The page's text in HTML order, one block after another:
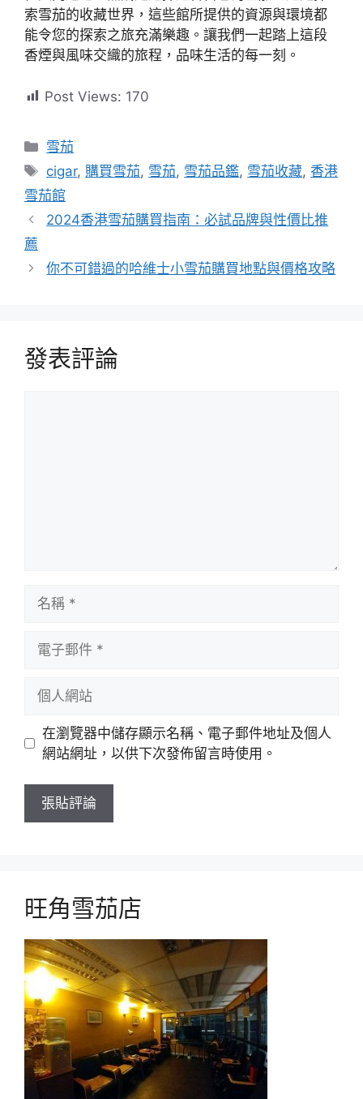
索雪茄的收藏世界，這些館所提供的資源與環境都
能令您的探索之旅充滿樂趣。讓我們一起踏上這段
香煙與風味交織的旅程，品味生活的每一刻。
Post Views: 170
分
類
雪茄
標
籤
cigar, 購買雪茄, 雪茄, 雪茄品鑑, 雪茄收藏, 香港
雪茄館
2024香港雪茄購買指南：必試品牌與性價比推
薦
你不可錯過的哈維士小雪茄購買地點與價格攻略
發表評論
站
在瀏覽器中儲存顯示名稱、電子郵件地址及個人
網站網址，以供下次發佈留言時使用。
旺角雪茄店